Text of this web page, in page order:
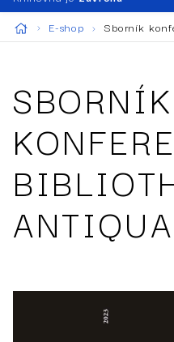
E-shop Sborník
SBORNÍK